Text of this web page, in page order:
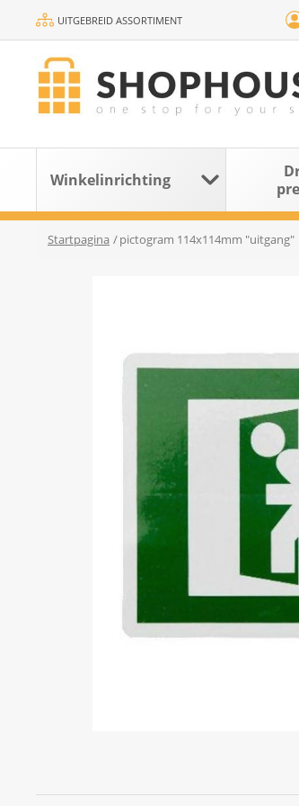
UITGEBREID ASSORTIMENT
Winkelinrichting
Startpagina /pictogram 114x114mm "uitgang"